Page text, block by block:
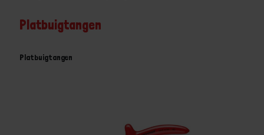
Platbuigtangen
Platbuigtangen